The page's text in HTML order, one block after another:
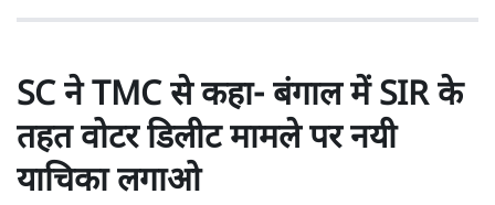
SC ने TMC से कहा- बंगाल में SIR के
तहत वोटर डिलीट मामले पर नयी
याचिका लगाओ